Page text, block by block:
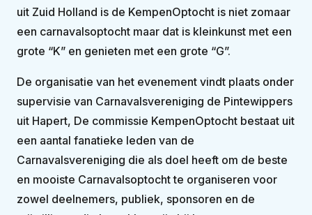
uit Zuid Holland is de KempenOptocht is niet zomaar
een carnavalsoptocht maar dat is kleinkunst met een
grote “K” en genieten met een grote “G”.
De organisatie van het evenement vindt plaats onder
supervisie van Carnavalsvereniging de Pintewippers
uit Hapert, De commissie KempenOptocht bestaat uit
een aantal fanatieke leden van de
Carnavalsvereniging die als doel heeft om de beste
en mooiste Carnavalsoptocht te organiseren voor
zowel deelnemers, publiek, sponsoren en de